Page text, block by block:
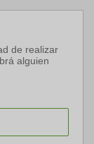
de realizar
alguien